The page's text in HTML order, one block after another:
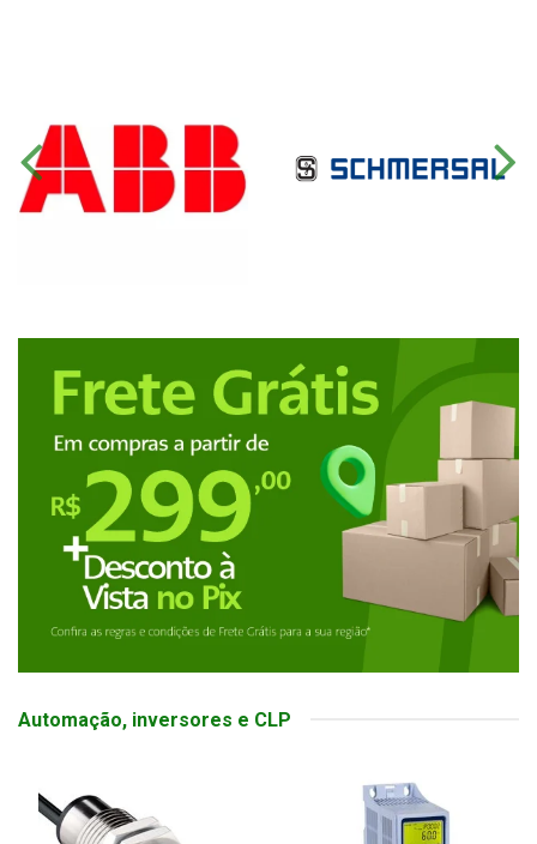
Automação, inversores e CLP